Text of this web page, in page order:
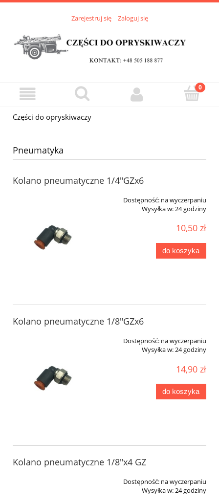
Zarejestruj się Zaloguj się
Części do opryskiwaczy
Pneumatyka
Kolano pneumatyczne 1/4"GZx6
Dostępność: na wyczerpaniu
Wysyłka w:24 godziny
10,50 zł
do koszyka
Kolano pneumatyczne 1/8"GZx6
Dostępność: na wyczerpaniu
Wysyłka w:24 godziny
14,90 zł
do koszyka
Kolano pneumatyczne 1/8"x4 GZ
Dostępność: na wyczerpaniu
Wysyłka w:24 godziny